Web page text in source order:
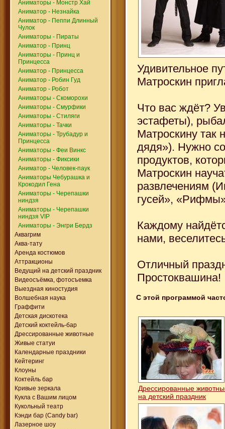
Аниматоры - Монстр Хай
Аниматор - Незнайка
Аниматор - Пеппи Длинный
Чулок
Аниматоры - Пираты
Аниматор - Принц
Аниматоры - Принц и
Принцесса
Аниматор - Принцесса
Аниматор - Робин Гуд
Аниматор - Робот
Аниматоры - Скоморохи
Аниматоры - Смурфики
Аниматоры - Стиляги
Аниматоры - Тачки
Аниматоры - Трубадур и
Принцесса
Аниматоры - Феи Винкс
Аниматоры - Фиксики
Аниматор - Человек-паук
Аниматоры Чебурашка и
Крокодил Гена
Аниматоры - Черепашки
ниндзя
Аниматоры - Черепашки
ниндзя VIP
Аниматоры - Энгри Бердз
Аквагрим
Аква-тату
Аренда костюмов
Аттракционы
Ведущий на детский праздник
Видеосъёмка, фотосъемка
Выездная киностудия
Волшебная наука
Граффити
Детская дискотека
Детский коктейль-бар
Дрессированные животные
Живые статуи
Календарные праздники
Кейтеринг
Клоуны
Коктейль бар
Кривые зеркала
Кукла с Вашим лицом
Кукольный театр
Кэнди бар (Candy bar)
Лазерное шоу
Удивительное
Матроскин
Что вас ждёт?
эстафеты),
Матроскину
дядя»). Нужно
продуктов,
Матроскин
развлечениям
гусей»,
Каждому
нами,
Отличный
Простоквашина!
С этой программой
Дрессированные
на детский праздник